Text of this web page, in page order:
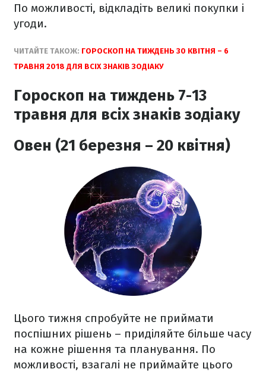
По можливості, відкладіть великі покупки і
угоди.
ЧИТАЙТЕ ТАКОЖ: ГОРОСКОП НА ТИЖДЕНЬ 30 КВІТНЯ – 6
ТРАВНЯ 2018 ДЛЯ ВСІХ ЗНАКІВ ЗОДІАКУ
Гороскоп на тиждень 7-13
травня для всіх знаків зодіаку
Овен (21 березня – 20 квітня)
Цього тижня спробуйте не приймати
поспішних рішень – приділяйте більше часу
на кожне рішення та планування. По
можливості, взагалі не приймайте цього